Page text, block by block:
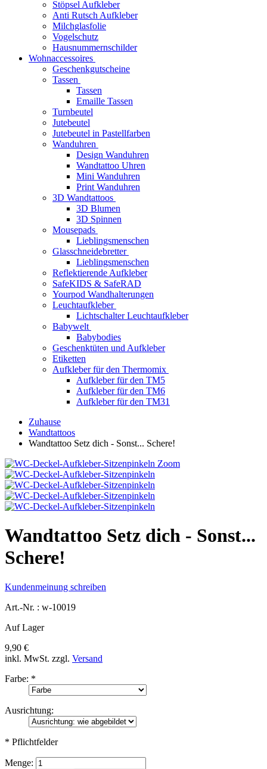
Stöpsel Aufkleber
Anti Rutsch Aufkleber
Milchglasfolie
Vogelschutz
Hausnummernschilder
Wohnaccessoires
Geschenkgutscheine
Tassen
Tassen
Emaille Tassen
Turnbeutel
Jutebeutel
Jutebeutel in Pastellfarben
Wanduhren
Design Wanduhren
Wandtattoo Uhren
Mini Wanduhren
Print Wanduhren
3D Wandtattoos
3D Blumen
3D Spinnen
Mousepads
Lieblingsmenschen
Glasschneidebretter
Lieblingsmenschen
Reflektierende Aufkleber
SafeKIDS & SafeRAD
Yourpod Wandhalterungen
Leuchtaufkleber
Lichtschalter Leuchtaufkleber
Babywelt
Babybodies
Geschenktüten und Aufkleber
Etiketten
Aufkleber für den Thermomix
Aufkleber für den TM5
Aufkleber für den TM6
Aufkleber für den TM31
Zuhause
Wandtattoos
Wandtattoo Setz dich - Sonst... Schere!
Zoom
Wandtattoo Setz dich - Sonst...
Schere!
Kundenmeinung schreiben
Art.-Nr. : w-10019
Auf Lager
9,90 €
inkl. MwSt. zzgl. Versand
Farbe: *
Ausrichtung:
* Pflichtfelder
Menge: